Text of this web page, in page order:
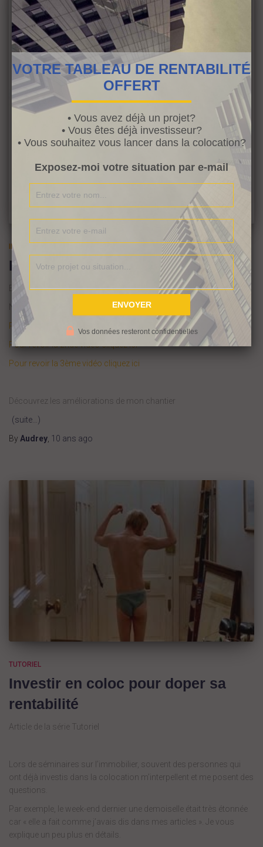
IMMOBILIER
Elle a refait son appartement (4)
Elle a refait son appartement (4)
Nous sommes arrivés à la 4ème vidéo de la série de 5
Pour revoir la 1ère vidéo cliquez ici
Pour revoir la 2nde vidéo cliquez ici
Pour revoir la 3ème vidéo cliquez ici
Découvrez les améliorations de mon chantier
(suite…)
By Audrey 10 ans ago
TUTORIEL
Investir en coloc pour doper sa
rentabilité
Article de la série Tutoriel
Lors de séminaires sur l’immobilier, souvent des personnes qui
ont déjà investis dans la colocation m’interpellent et me posent des
questions.
Par exemple, le week-end dernier une demoiselle était très étonnée
car « elle a fait comme j’avais dis dans mes articles ». Je vous
explique un peu plus en détails.
VOTRE TABLEAU DE RENTABILITÉ
OFFERT
• Vous avez déjà un projet?
• Vous êtes déjà investisseur?
• Vous souhaitez vous lancer dans la colocation?
Exposez-moi votre situation par e-mail
Vos données resteront confidentielles